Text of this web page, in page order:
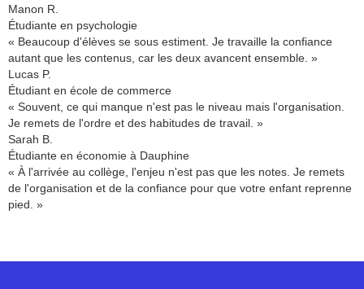
Manon R.
Étudiante en psychologie
« Beaucoup d'élèves se sous estiment. Je travaille la confiance
autant que les contenus, car les deux avancent ensemble. »
Lucas P.
Étudiant en école de commerce
« Souvent, ce qui manque n'est pas le niveau mais l'organisation.
Je remets de l'ordre et des habitudes de travail. »
Sarah B.
Étudiante en économie à Dauphine
« À l'arrivée au collège, l'enjeu n'est pas que les notes. Je remets
de l'organisation et de la confiance pour que votre enfant reprenne
pied. »